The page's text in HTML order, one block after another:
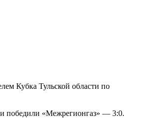
Кубка Тульской области по
победили «Межрегионгаз» — 3:0.